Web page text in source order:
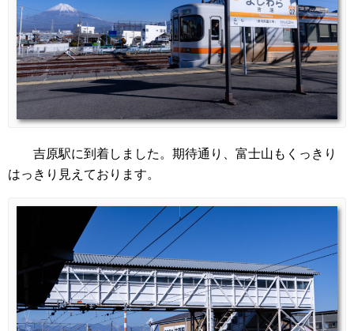
吉原駅に到着しました。期待通り、富士山もくっきり
はっきり見えております。